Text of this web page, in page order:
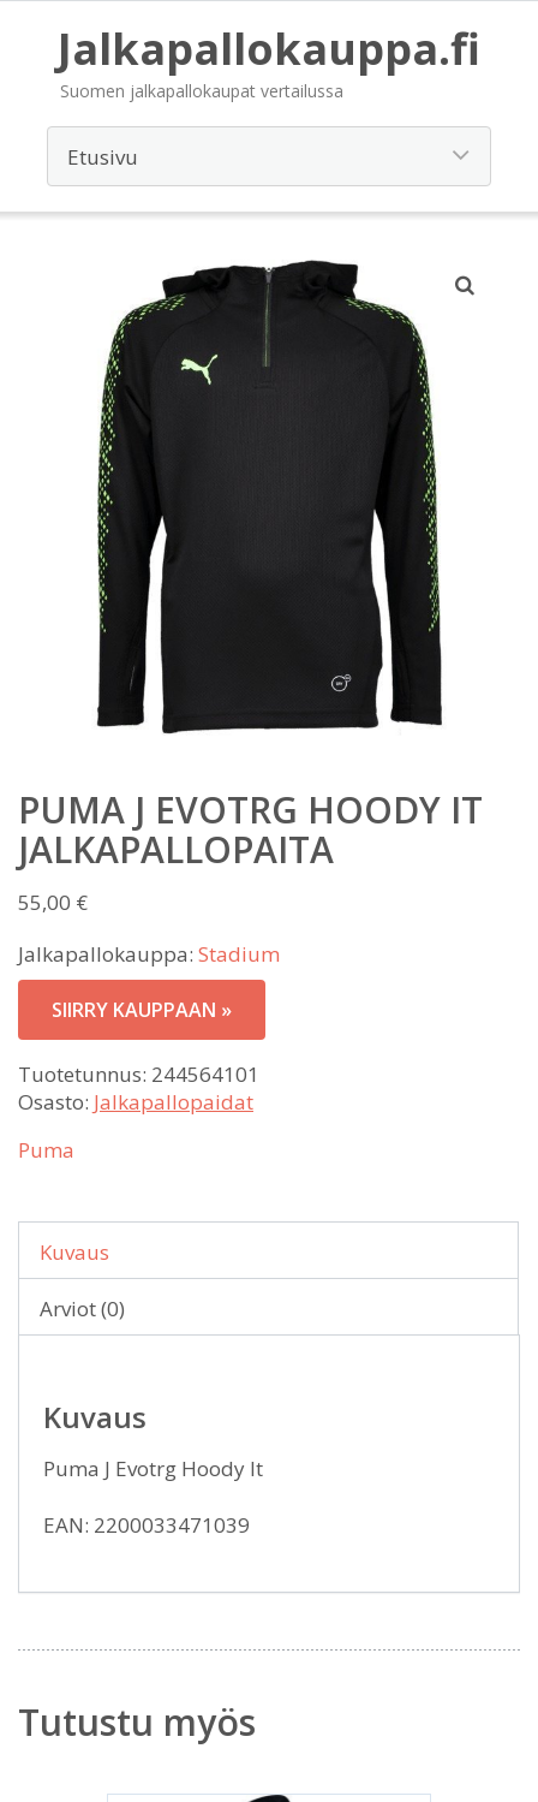
Jalkapallokauppa.fi
Suomen jalkapallokaupat vertailussa
PUMA J EVOTRG HOODY IT
JALKAPALLOPAITA
55,00 €
Jalkapallokauppa: Stadium
SIIRRY KAUPPAAN »
Tuotetunnus: 244564101
Osasto: Jalkapallopaidat
Puma
Kuvaus
Arviot (0)
Kuvaus
Puma J Evotrg Hoody It
EAN: 2200033471039
Tutustu myös